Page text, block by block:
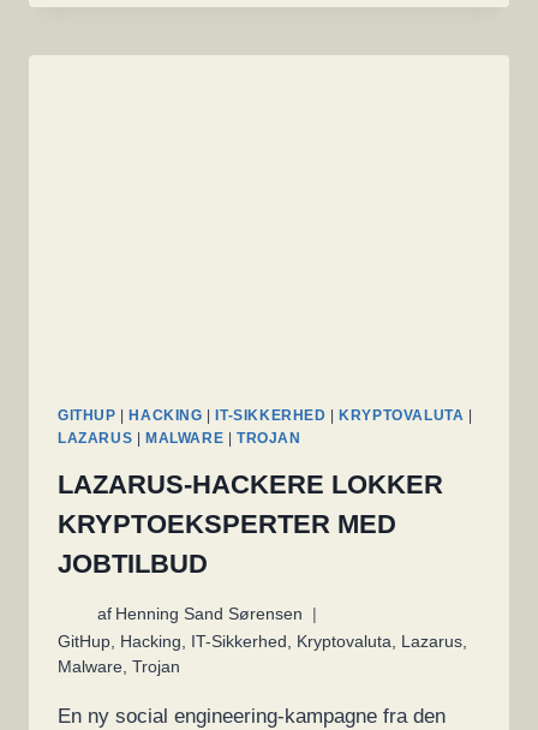
MINING
GEMMER
GITHUP |HACKING |IT-SIKKERHED |KRYPTOVALUTA |
LAZARUS | MALWARE | TROJAN
LAZARUS-HACKERE LOKKER
KRYPTOEKSPERTER MED
JOBTILBUD
af Henning Sand Sørensen
GitHup, Hacking, IT-Sikkerhed , Kryptovaluta, Lazarus,
Malware, Trojan
En ny social engineering-kampagne fra den